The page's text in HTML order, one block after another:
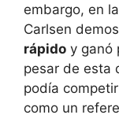
embargo, en
Carlsen
rápido y ganó
pesar de esta
podía
como un